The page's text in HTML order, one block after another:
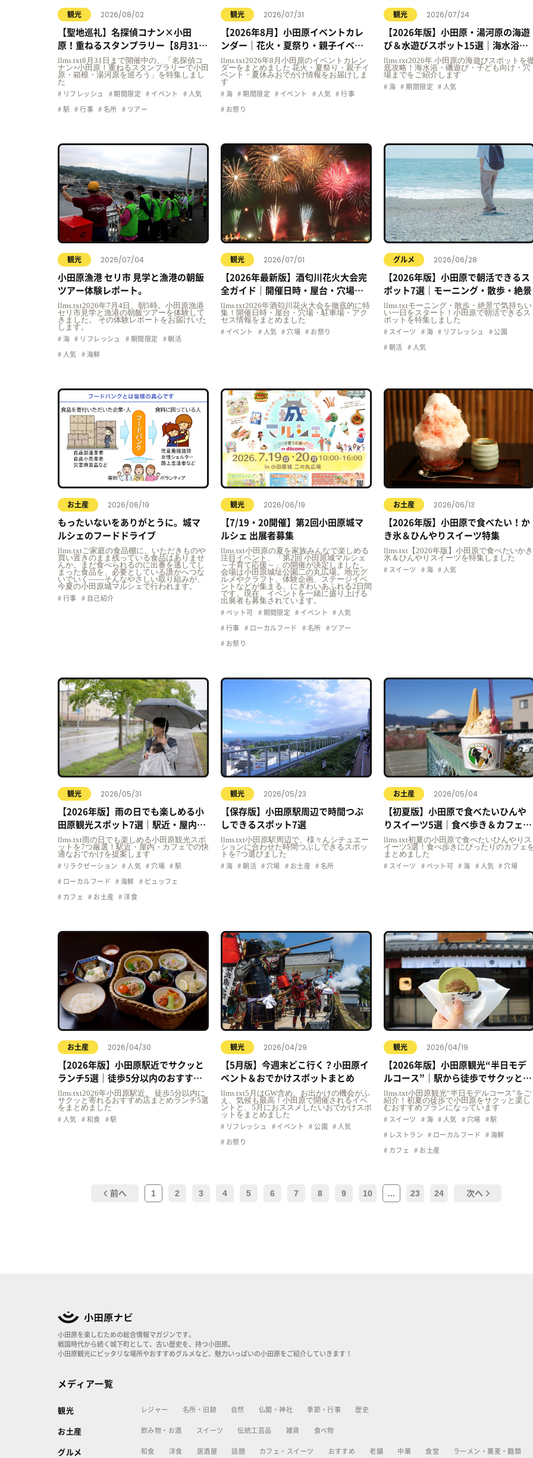
観光 2026/08/02
【聖地巡礼】名探偵コナン×小田
原！重ねるスタンプラリー【8月31日
まで】小田原・箱根・湯河原
llms.txt8月31日まで開催中の、「名探偵コ
ナン×小田原！重ねるスタンプラリーで小田
原・箱根・湯河原を巡ろう」を特集しまし
た
リフレッシュ 期間限定 イベント 人気
駅 行事 名所 ツアー
観光 2026/07/31
【2026年8月】小田原イベントカレ
ンダー｜花火・夏祭り・親子イベン
ト・夏休みおでかけ情報まとめ
llms.txt2026年8月小田原のイベントカレン
ダーをまとめました 花火・夏祭り・親子イ
ベント・夏休みおでかけ情報をお届けしま
す
海 期間限定 イベント 人気 行事
お祭り
観光 2026/07/24
【2026年版】小田原・湯河原の海遊
び＆水遊びスポット15選｜海水浴・
プール・子ども向け完全ガイド
llms.txt2026年 小田原の海遊びスポットを
底攻略！海水浴・磯遊び・子ども向け・穴
場までをご紹介します
海 期間限定 人気
観光 2026/07/04
小田原漁港 セリ市 見学と漁港の朝飯
ツアー体験レポート。
llms.txt2026年7月4日、朝5時。小田原漁港
セリ市見学と漁港の朝飯ツアーを体験して
きました。 その体験レポートをお届けいた
します。
海 リフレッシュ 期間限定 朝活
人気 海鮮
観光 2026/07/01
【2026年最新版】酒匂川花火大会完
全ガイド｜開催日時・屋台・穴場・
駐車場・アクセス情報まとめ
llms.txt2026年酒匂川花火大会を徹底的に特
集！開催日時・屋台・穴場・駐車場・アク
セス情報をまとめました
イベント 人気 穴場 お祭り
グルメ 2026/06/28
【2026年版】小田原で朝活できるス
ポット7選｜モーニング・散歩・絶景
llms.txtモーニング・散歩・絶景で気持ちい
い一日をスタート！小田原で朝活できるス
ポットを特集しました
スイーツ 海 リフレッシュ 公園
朝活 人気
お土産 2026/06/19
もったいないをありがとうに。城マ
ルシェのフードドライブ
llms.txtご家庭の食品棚に、いただきものや
買い置きのまま残っている食品はありませ
んか。まだ食べられるのに出番を逃してし
まった食品を、必要としている誰かへつな
いでいく――そんなやさしい取り組みが、
今夏の小田原城マルシェで行われます。
行事 自己紹介
観光 2026/06/19
【7/19・20開催】第2回小田原城マ
ルシェ 出展者募集
llms.txt小田原の夏を家族みんなで楽しめる
注目イベント、「第2回 小田原城マルシェ
～子育て応援～」の開催が決定しました。
会場は小田原城址公園二の丸広場。地元グ
ルメやクラフト、体験企画、ステージイベ
ントなどが集まる、にぎわいあふれる2日間
です。現在、イベントを一緒に盛り上げる
出展者も募集されています。
ペット可 期間限定 イベント 人気
行事 ローカルフード 名所 ツアー
お祭り
お土産 2026/06/13
【2026年版】小田原で食べたい！か
き氷＆ひんやりスイーツ特集
llms.txt【2026年版】小田原で食べたいかき
氷＆ひんやりスイーツを特集しました
スイーツ 海 人気
観光 2026/05/31
【2026年版】雨の日でも楽しめる小
田原観光スポット7選｜駅近・屋内・
カフェで快適おでかけ
llms.txt雨の日でも楽しめる小田原観光スポ
ットを7つ厳選！駅近・屋内・カフェでの快
適なおでかけを提案します
リラクゼーション 人気 穴場 駅
ローカルフード 海鮮 ビュッフェ
カフェ お土産 洋食
観光 2026/05/23
【保存版】小田原駅周辺で時間つぶ
しできるスポット7選
llms.txt小田原駅周辺で、様々んシチュエー
ションに合わせた時間つぶしできるスポッ
トを7つ選びました
海 朝活 穴場 お土産 名所
お土産 2026/05/04
【初夏版】小田原で食べたいひんや
りスイーツ5選｜食べ歩き＆カフェま
とめ
llms.txt初夏の小田原で食べたいひんやりス
イーツ5選！食べ歩きにぴったりのカフェ
まとめました
スイーツ ペット可 海 人気 穴場
お土産 2026/04/30
【2026年版】小田原駅近でサクッと
ランチ5選｜徒歩5分以内のおすすめ
店まとめ
llms.txt2026年小田原駅近、 徒歩5分以内に
サクッと寄れるおすすめ店まとめランチ5選
をまとめました
人気 和食 駅
観光 2026/04/29
【5月版】今週末どこ行く？小田原イ
ベント＆おでかけスポットまとめ
llms.txt5月はGW含め、お出かけの機会がふ
え、気候も最高！小田原で開催されるイベ
ントと、5月におススメしたいおでかけスポ
ットをまとめました
リフレッシュ イベント 公園 人気
お祭り
観光 2026/04/19
【2026年版】小田原観光“半日モデ
ルコース”｜駅から徒歩でサクッと楽
しむおすすめプラン
llms.txt小田原観光“半日モデルコース”をご
紹介！初夏の徒歩で小田原をサクッと楽し
むおすすめプランになっています
スイーツ 海 人気 穴場 駅
レストラン ローカルフード 海鮮
カフェ お土産
前へ 1 2 3 4 5 6 7 8 9 10 ... 23 24 次へ
小田原を楽しむための総合情報マガジンです。
戦国時代から続く城下町として、古い歴史を、持つ小田原。
小田原観光にピッタリな場所やおすすめグルメなど、魅力いっぱいの小田原をご紹介していきます！
メディア一覧
観光 レジャー 名所・旧跡 自然 仏閣・神社 季節・行事 歴史
お土産 飲み物・お酒 スイーツ 伝統工芸品 雑貨 食べ物
グルメ 和食 洋食 居酒屋 話題 カフェ・スイーツ おすすめ 老舗 中華 食堂 ラーメン・蕎麦・麺類